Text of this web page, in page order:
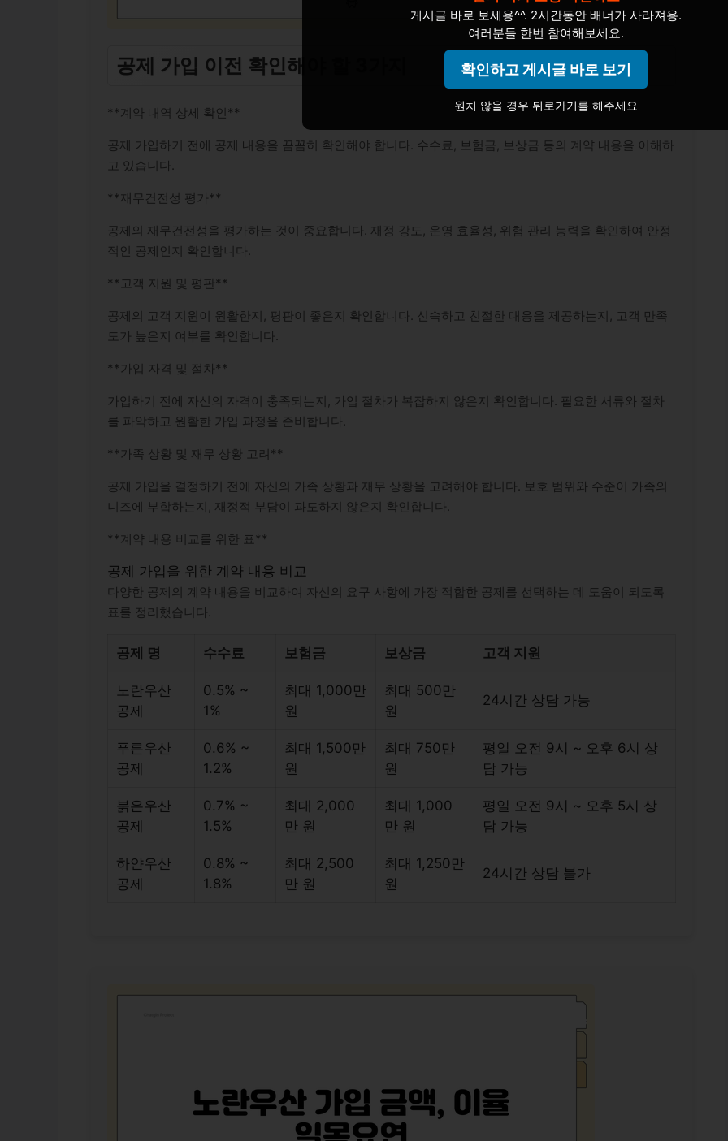
공제 가입 이전 확인해야 할 3가지
**계약 내역 상세 확인 **
공제 가입하기 전에 공제 내용을 꼼꼼히 확인해야 합니다. 수수료, 보험금, 보상금 등의 계약 내용을 이해하
고 있습니다.
**재무건전성 평가 **
공제의 재무건전성을 평가하는 것이 중요합니다. 재정 강도, 운영 효율성, 위험 관리 능력을 확인하여 안정
적인 공제인지 확인합니다.
** 고객 지원 및 평판**
공제의 고객 지원이 원활한지, 평판이 좋은지 확인합니다. 신속하고 친절한 대응을 제공하는지, 고객 만족
도가 높은지 여부를 확인합니다.
** 가입 자격 및 절차 **
가입하기 전에 자신의 자격이 충족되는지, 가입 절차가 복잡하지 않은지 확인합니다. 필요한 서류와 절차
를 파악하고 원활한 가입 과정을 준비합니다.
** 가족 상황 및 재무 상황 고려 **
공제 가입을 결정하기 전에 자신의 가족 상황과 재무 상황을 고려해야 합니다. 보호 범위와 수준이 가족의
니즈에 부합하는지, 재정적 부담이 과도하지 않은지 확인합니다.
**계약 내용 비교를 위한 표**
공제 가입을 위한 계약 내용 비교
다양한 공제의 계약 내용을 비교하여 자신의 요구 사항에 가장 적합한 공제를 선택하는 데 도움이 되도록
표를 정리했습니다.
공제 명 수수료 보험금 보상금 고객 지원
노란우산
공제
0.5% ~
1%
최대 1,000만
원
최대 500만
원
24시간 상담 가능
푸른우산
공제
0.6% ~
1.2%
최대 1,500만
원
최대 750만
원
평일 오전 9시 ~ 오후 6시 상
담 가능
붉은우산
공제
0.7% ~
1.5%
최대 2,000
만 원
최대 1,000
만 원
평일 오전 9시 ~ 오후 5시 상
담 가능
하얀우산
공제
0.8% ~
1.8%
최대 2,500
만 원
최대 1,250만
원
24시간 상담 불가
게시글 바로 보세용^^. 2시간동안 배너가 사라져용.
여러분들 한번 참여해보세요.
확인하고 게시글 바로 보기
원치 않을 경우 뒤로가기를 해주세요